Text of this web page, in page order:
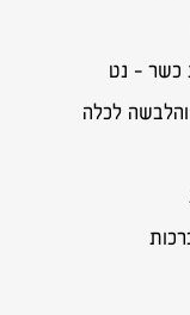
כשר – נט
והלבשה לכלה